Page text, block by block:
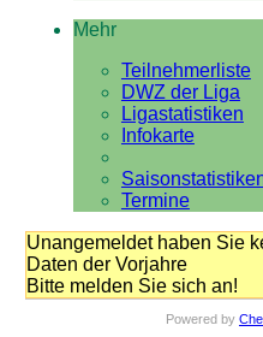
Mehr
Teilnehmerliste
DWZ der Liga
Ligastatistiken
Infokarte
Termine
Unangemeldet haben Sie
Daten der Vorjahre
Bitte melden Sie sich an!
Powered by